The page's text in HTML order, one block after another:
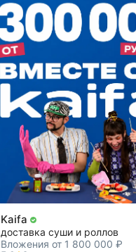
Kaifa
доставка суши и роллов
Вложения от 1 800 000 ₽